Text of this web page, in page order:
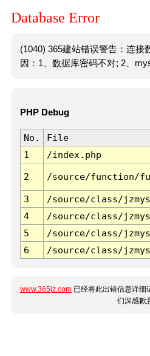
Database Error
(1040) 365建站错误警告：连接
因：1、数据库密码不对; 2、
PHP Debug
No. File
1
/index.php
2 /source/function/
3 /source/class/
4
/source/class/
5
/source/class/
6
/source/class/
www.365jz.com 已经将此出错信息详细
们深感歉